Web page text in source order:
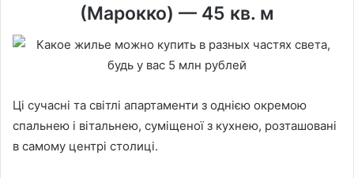
(Марокко) — 45 кв. м
Ці сучасні та світлі апартаменти з однією окремою
спальнею і вітальнею, суміщеної з кухнею, розташовані
в самому центрі столиці.